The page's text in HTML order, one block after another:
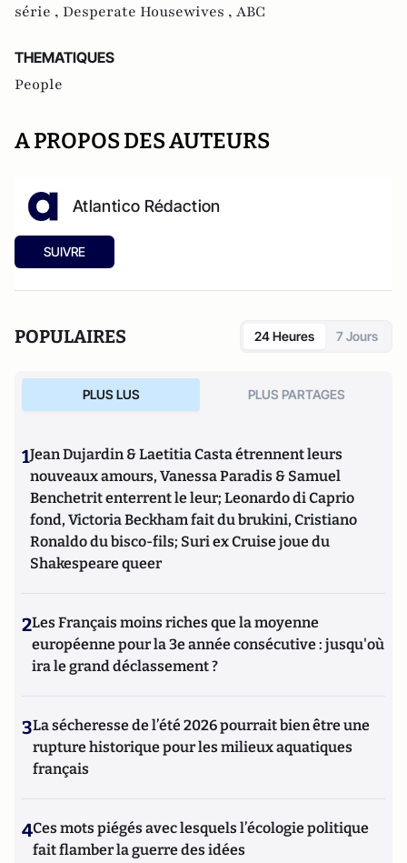
série , Desperate Housewives , ABC
THEMATIQUES
People
A PROPOS DES AUTEURS
Atlantico Rédaction
SUIVRE
POPULAIRES 24 Heures 7 Jours
PLUS LUS PLUS PARTAGES
1Jean Dujardin & Laetitia Casta étrennent leurs
nouveaux amours, Vanessa Paradis & Samuel
Benchetrit enterrent le leur; Leonardo di Caprio
fond, Victoria Beckham fait du brukini, Cristiano
Ronaldo du bisco-fils; Suri ex Cruise joue du
Shakespeare queer
2Les Français moins riches que la moyenne
européenne pour la 3e année consécutive : jusqu'où
ira le grand déclassement ?
3La sécheresse de l’été 2026 pourrait bien être une
rupture historique pour les milieux aquatiques
français
4Ces mots piégés avec lesquels l’écologie politique
fait flamber la guerre des idées